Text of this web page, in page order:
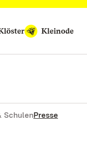
Kleinode
SchulenPresse